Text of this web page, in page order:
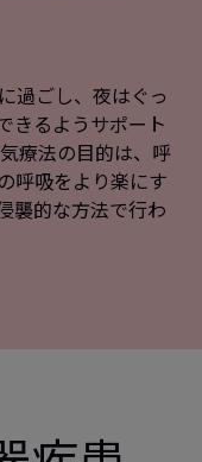
過ごし、夜はぐっ
きるようサポート
療法の目的は、呼
呼吸をより楽にす
襲的な方法で行わ